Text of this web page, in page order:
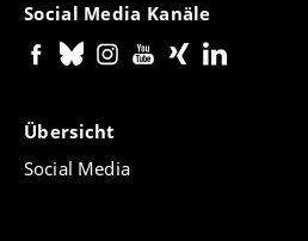
Social Media Kanäle
Übersicht
Social Media